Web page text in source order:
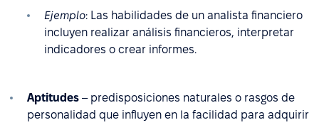
Ejemplo: Las habilidades de un analista financiero
incluyen realizar análisis financieros, interpretar
indicadores o crear informes.
Aptitudes – predisposiciones naturales o rasgos de
personalidad que influyen en la facilidad para adquirir